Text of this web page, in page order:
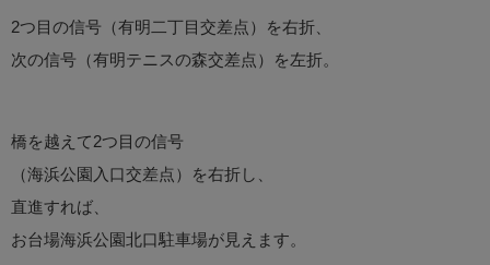
2つ目の信号（有明二丁目交差点）を右折、
次の信号（有明テニスの森交差点）を左折。
橋を越えて2つ目の信号
（海浜公園入口交差点）を右折し、
直進すれば、
お台場海浜公園北口駐車場が見えます。